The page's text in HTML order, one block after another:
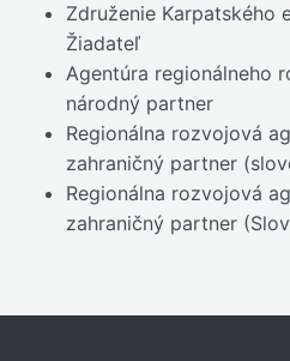
Združenie Karpatského
Žiadateľ
Agentúra regionálneho
národný partner
Regionálna rozvojová
zahraničný partner
Regionálna rozvojová
zahraničný partner